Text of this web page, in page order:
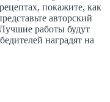
покажите, как
авторский
работы будут
наградят на